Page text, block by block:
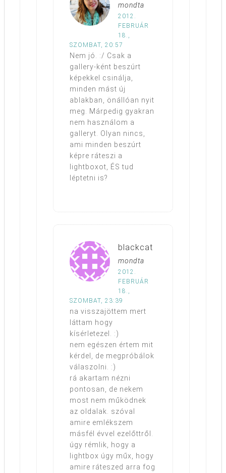
mondta
2012.
FEBRUÁR
18.,
SZOMBAT, 20:57
Nem jó. :/ Csak a
gallery-ként beszúrt
képekkel csinálja,
minden mást új
ablakban, önállóan nyit
meg. Márpedig gyakran
nem használom a
galleryt. Olyan nincs,
ami minden beszúrt
képre ráteszi a
lightboxot, ÉS tud
léptetni is?
blackcat
mondta
2012.
FEBRUÁR
18.,
SZOMBAT, 23:39
na visszajöttem mert
láttam hogy
kísérletezel. :)
nem egészen értem mit
kérdel, de megpróbálok
válaszolni. :)
rá akartam nézni
pontosan, de nekem
most nem működnek
az oldalak. szóval
amire emlékszem
másfél évvel ezelőttről.
úgy rémlik, hogy a
lightbox úgy műx, hogy
amire ráteszed arra fog